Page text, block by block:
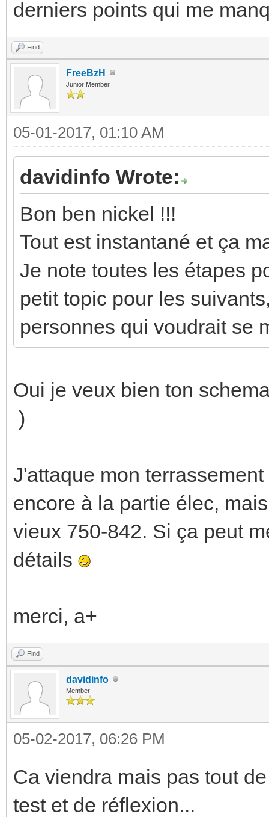
derniers points qui me
Find
FreeBzH
Junior Member
05-01-2017, 01:10 AM
davidinfo Wrote:
Bon ben nickel !!!
Tout est instantané et ça
Je note toutes les étapes
petit topic pour les
personnes qui voudrait se
Oui je veux bien ton
)
J'attaque mon
encore à la partie élec,
vieux 750-842. Si ça peut
détails
merci, a+
Find
davidinfo
Member
05-02-2017, 06:26 PM
Ca viendra mais pas tout
test et de réflexion...